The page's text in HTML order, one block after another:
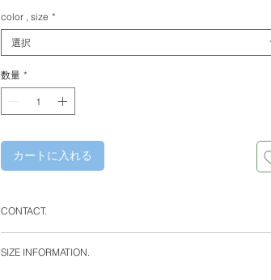
color , size *
選択
数量 *
カートに入れる
CONTACT.
330-0842 埼玉県さいたま市大宮区浅間町2-1-1 YCCビ
SIZE INFORMATION.